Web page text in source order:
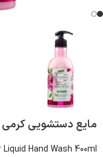
مایع دستشویی کرمی گلاب
Hand Wash 400ml